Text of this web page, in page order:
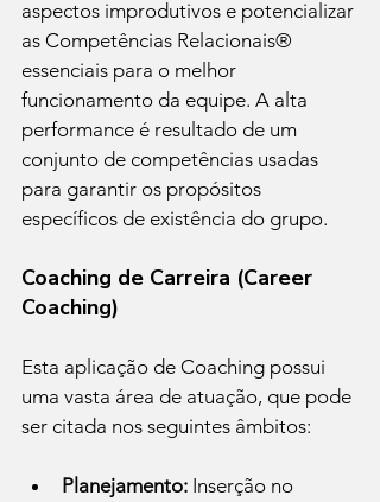
aspectos improdutivos e potencializar
as Competências Relacionais®
essenciais para o melhor
funcionamento da equipe. A alta
performance é resultado de um
conjunto de competências usadas
para garantir os propósitos
específicos de existência do grupo.
Coaching de Carreira (Career
Coaching)
Esta aplicação de Coaching possui
uma vasta área de atuação, que pode
ser citada nos seguintes âmbitos:
Planejamento: Inserção no